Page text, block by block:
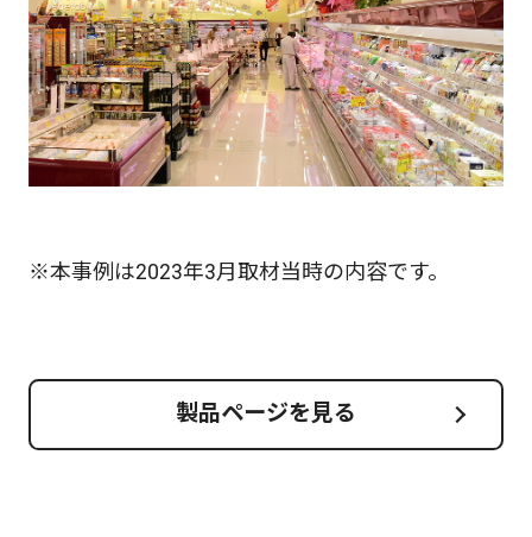
※本事例は2023年3月取材当時の内容です。
製品ページを見る